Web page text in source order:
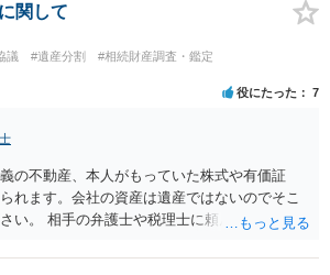
よいです。 書かない方が良いと思うことは、遺
れる)いきさつを沢山盛り込むことだと考えま
係することに留める方が、裁判所や調停委員
らいやすいと思います)。
関して
議 #遺産分割
#相続財産調査・鑑定
役にたった 7
の不動産、本人がもっていた株式や有価証
れます。会社の資産は遺産ではないのでそこ
い。 相手の弁護士や税理士に頼んでも守秘義
ければ「調査嘱託」という手続きを使って銀